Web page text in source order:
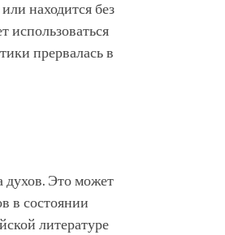
находится без
использоваться
прервалась в
Это может
в состоянии
литературе